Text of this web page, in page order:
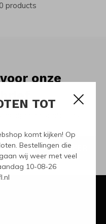
TOT
komt kijken! Op
Bestellingen die
wij weer met veel
10-08-26
products
onze
en promoties
ABONNEER